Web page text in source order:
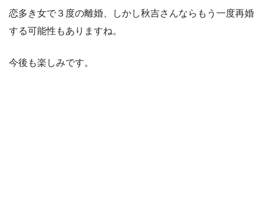
恋多き女で３度の離婚、しかし秋吉さんならもう一度再婚
する可能性もありますね。
今後も楽しみです。